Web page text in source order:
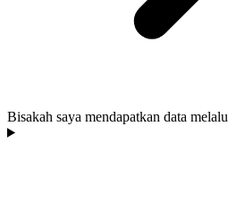
Bisakah saya mendapatkan data